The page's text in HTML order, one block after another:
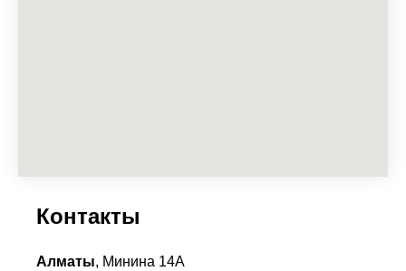
Контакты
Алматы, Минина 14А